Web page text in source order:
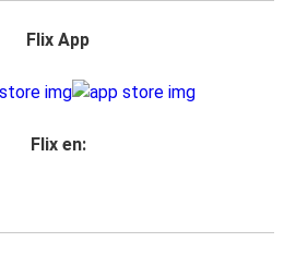
Flix App
Flix en: